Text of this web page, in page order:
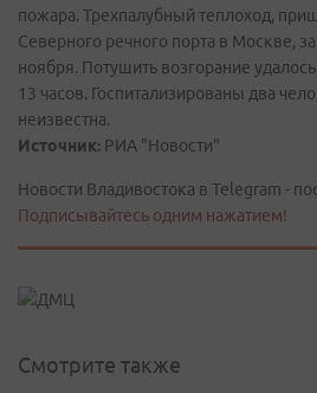
пожара. Трехпалубный теплоход,
Северного речного порта в Москве,
ноября. Потушить возгорание
13 часов. Госпитализированы два
неизвестна.
Источник: РИА "Новости"
Новости Владивостока в Telegram -
Подписывайтесь одним нажатием!
Смотрите также